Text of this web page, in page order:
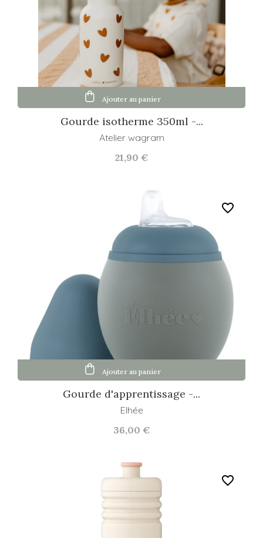
Gourde isotherme 350ml -...
Atelier wagram
21,90 €
Ajouter au panier
Gourde d'apprentissage -...
Elhée
36,00 €
Ajouter au panier
favorite_border
favorite_border